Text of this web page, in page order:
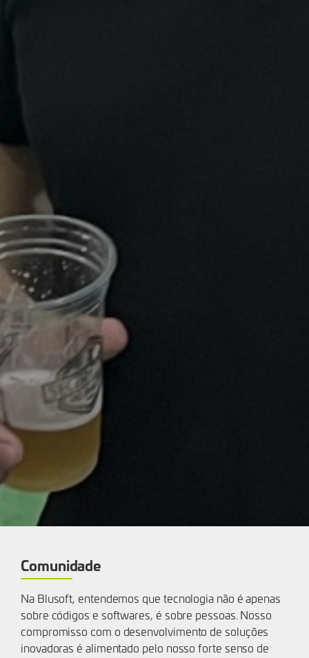
Comunidade
Na Blusoft, entendemos que tecnologia não é apenas
sobre códigos e softwares, é sobre pessoas. Nosso
compromisso com o desenvolvimento de soluções
inovadoras é alimentado pelo nosso forte senso de